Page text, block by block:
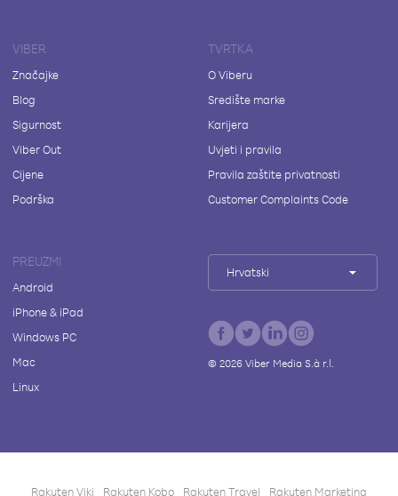
VIBER
Značajke
Blog
Sigurnost
Viber Out
Cijene
Podrška
TVRTKA
O Viberu
Središte marke
Karijera
Uvjeti i pravila
Pravila zaštite privatnosti
Customer Complaints Code
PREUZMI
Android
iPhone & iPad
Windows PC
Mac
Linux
Hrvatski
© 2026Viber Media S.à r.l.
Rakuten Viki Rakuten Kobo Rakuten Travel Rakuten Marketing